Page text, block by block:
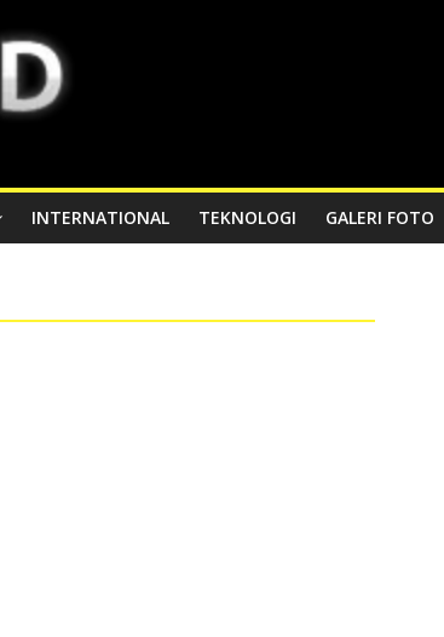
INTERNATIONAL TEKNOLOGI GALERI FOTO